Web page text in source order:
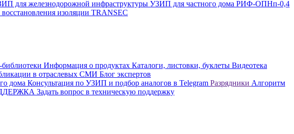
для железнодорожной инфраструктуры УЗИП для частного дома РИФ-ОПНп-0,4
изоляции TRANSEC
Информация о продуктах Каталоги, листовки, буклеты Видеотека
в отраслевых СМИ Блог экспертов
дома Консультация по УЗИП и подбор аналогов в Telegram Разрядники Алгоритм
Задать вопрос в техническую поддержку